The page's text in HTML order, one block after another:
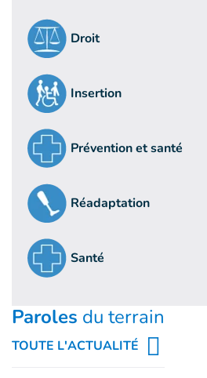
Droit
Insertion
Prévention et santé
Réadaptation
Santé
Paroles du terrain
TOUTE L'ACTUALITÉ